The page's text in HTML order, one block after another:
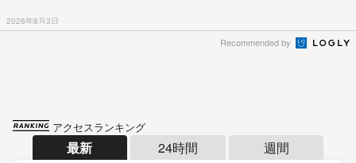
2026年8月3日
Recommended by
アクセスランキング
最新 24時間 週間